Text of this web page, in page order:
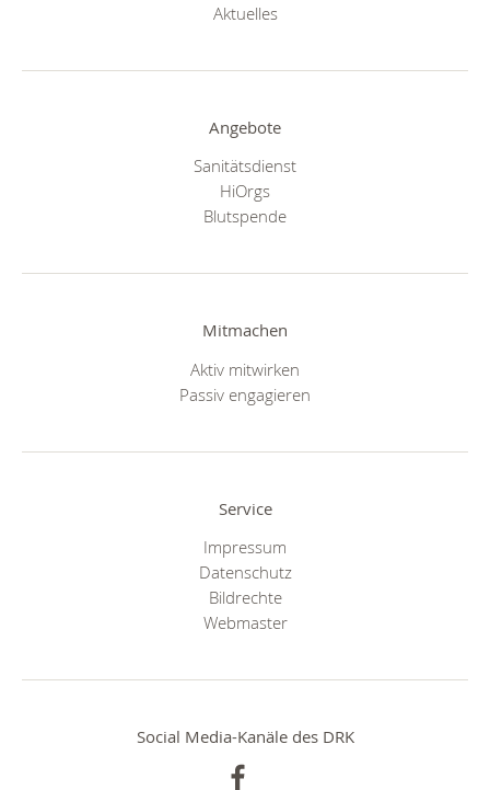
Aktuelles
Angebote
Sanitätsdienst
HiOrgs
Blutspende
Mitmachen
Aktiv mitwirken
Passiv engagieren
Service
Impressum
Datenschutz
Bildrechte
Webmaster
Social Media-Kanäle des DRK